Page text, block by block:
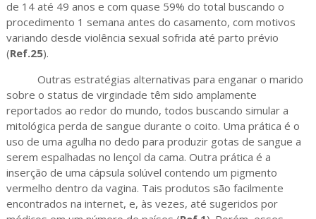
de 14 até 49 anos e com quase 59% do total buscando o
procedimento 1 semana antes do casamento, com motivos
variando desde violência sexual sofrida até parto prévio
(Ref.25).
Outras estratégias alternativas para enganar o marido
sobre o status de virgindade têm sido amplamente
reportados ao redor do mundo, todos buscando simular a
mitológica perda de sangue durante o coito. Uma prática é o
uso de uma agulha no dedo para produzir gotas de sangue a
serem espalhadas no lençol da cama. Outra prática é a
inserção de uma cápsula solúvel contendo um pigmento
vermelho dentro da vagina. Tais produtos são facilmente
encontrados na internet, e, às vezes, até sugeridos por